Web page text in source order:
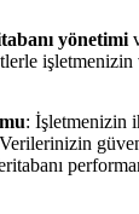
yönetimi
: İşletmenizin